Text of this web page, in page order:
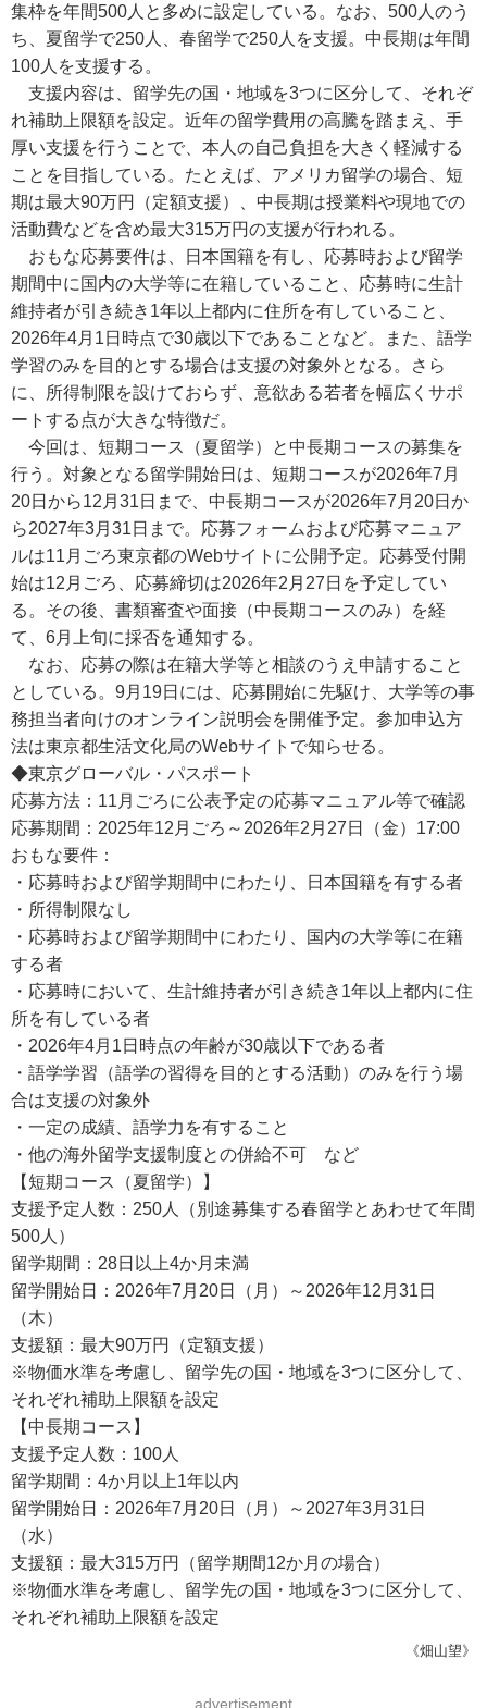
集枠を年間500人と多めに設定している。なお、500人のう
ち、夏留学で250人、春留学で250人を支援。中長期は年間
100人を支援する。
支援内容は、留学先の国・地域を3つに区分して、それぞ
れ補助上限額を設定。近年の留学費用の高騰を踏まえ、手
厚い支援を行うことで、本人の自己負担を大きく軽減する
ことを目指している。たとえば、アメリカ留学の場合、短
期は最大90万円（定額支援）、中長期は授業料や現地での
活動費などを含め最大315万円の支援が行われる。
おもな応募要件は、日本国籍を有し、応募時および留学
期間中に国内の大学等に在籍していること、応募時に生計
維持者が引き続き1年以上都内に住所を有していること、
2026年4月1日時点で30歳以下であることなど。また、語学
学習のみを目的とする場合は支援の対象外となる。さら
に、所得制限を設けておらず、意欲ある若者を幅広くサポ
ートする点が大きな特徴だ。
今回は、短期コース（夏留学）と中長期コースの募集を
行う。対象となる留学開始日は、短期コースが2026年7月
20日から12月31日まで、中長期コースが2026年7月20日か
ら2027年3月31日まで。応募フォームおよび応募マニュア
ルは11月ごろ東京都のWebサイトに公開予定。応募受付開
始は12月ごろ、応募締切は2026年2月27日を予定してい
る。その後、書類審査や面接（中長期コースのみ）を経
て、6月上旬に採否を通知する。
なお、応募の際は在籍大学等と相談のうえ申請すること
としている。9月19日には、応募開始に先駆け、大学等の事
務担当者向けのオンライン説明会を開催予定。参加申込方
法は東京都生活文化局のWebサイトで知らせる。
◆東京グローバル・パスポート
応募方法：11月ごろに公表予定の応募マニュアル等で確認
応募期間：2025年12月ごろ～2026年2月27日（金）17:00
おもな要件：
・応募時および留学期間中にわたり、日本国籍を有する者
・所得制限なし
・応募時および留学期間中にわたり、国内の大学等に在籍
する者
・応募時において、生計維持者が引き続き1年以上都内に住
所を有している者
・2026年4月1日時点の年齢が30歳以下である者
・語学学習（語学の習得を目的とする活動）のみを行う場
合は支援の対象外
・一定の成績、語学力を有すること
・他の海外留学支援制度との併給不可 など
【短期コース（夏留学）】
支援予定人数：250人（別途募集する春留学とあわせて年間
500人）
留学期間：28日以上4か月未満
留学開始日：2026年7月20日（月）～2026年12月31日
（木）
支援額：最大90万円（定額支援）
※物価水準を考慮し、留学先の国・地域を3つに区分して、
それぞれ補助上限額を設定
【中長期コース】
支援予定人数：100人
留学期間：4か月以上1年以内
留学開始日：2026年7月20日（月）～2027年3月31日
（水）
支援額：最大315万円（留学期間12か月の場合）
※物価水準を考慮し、留学先の国・地域を3つに区分して、
それぞれ補助上限額を設定
《畑山望》
advertisement